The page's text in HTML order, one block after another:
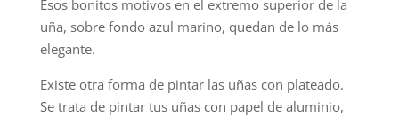
Esos bonitos motivos en el extremo superior de la
uña, sobre fondo azul marino, quedan de lo más
elegante.
Existe otra forma de pintar las uñas con plateado.
Se trata de pintar tus uñas con papel de aluminio,